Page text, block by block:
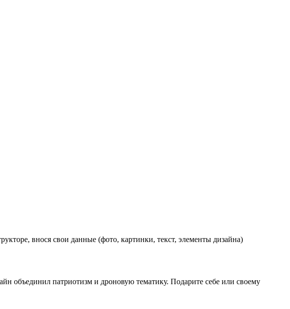
внося свои данные (фото, картинки, текст, элементы дизайна)
объединил патриотизм и дроновую тематику. Подарите себе или своему